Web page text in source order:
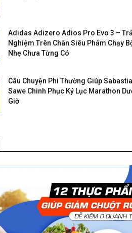
Adidas Adizero Adios Pro Evo 3 –
Nghiệm Trên Chân Siêu Phẩm Chạy
Nhẹ Chưa Từng Có
Câu Chuyện Phi Thường Giúp
Sawe Chinh Phục Kỷ Lục Marathon
Giờ